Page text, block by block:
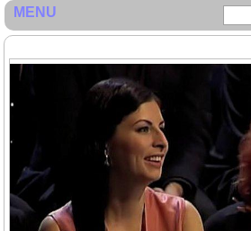
MENU